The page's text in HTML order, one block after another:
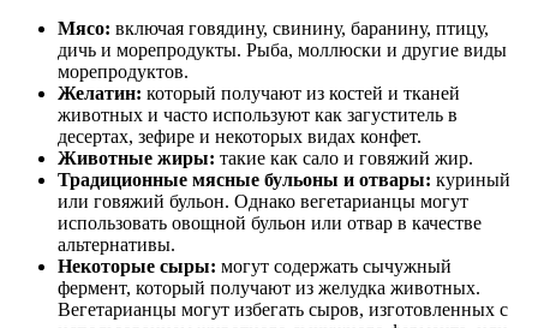
Мясо: включая говядину, свинину, баранину, птицу,
дичь и морепродукты. Рыба, моллюски и другие виды
морепродуктов.
Желатин: который получают из костей и тканей
животных и часто используют как загуститель в
десертах, зефире и некоторых видах конфет.
Животные жиры: такие как сало и говяжий жир.
Традиционные мясные бульоны и отвары: куриный
или говяжий бульон. Однако вегетарианцы могут
использовать овощной бульон или отвар в качестве
альтернативы.
Некоторые сыры: могут содержать сычужный
фермент, который получают из желудка животных.
Вегетарианцы могут избегать сыров, изготовленных с